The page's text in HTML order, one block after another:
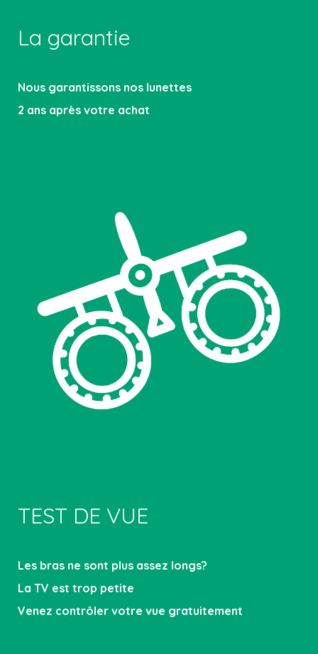
La garantie
Nous garantissons nos lunettes
2 ans après votre achat
TEST DE VUE
Les bras ne sont plus assez longs?
La TV est trop petite
Venez contrôler votre vue gratuitement